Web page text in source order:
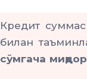
Кредит
билан
сўмгача